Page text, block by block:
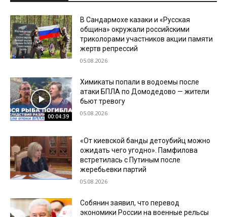
В Сандармохе казаки и «Русская
община» окружали российскими
триколорами участников акции памяти
жертв репрессий
05.08.2026
00:04:39
Химикаты попали в водоемы после
атаки БПЛА по Домодедово — жители
бьют тревогу
05.08.2026
«От киевской банды детоубийц можно
ожидать чего угодно». Памфилова
встретилась с Путиным после
жеребьевки партий
05.08.2026
Собянин заявил, что перевод
экономики России на военные рельсы